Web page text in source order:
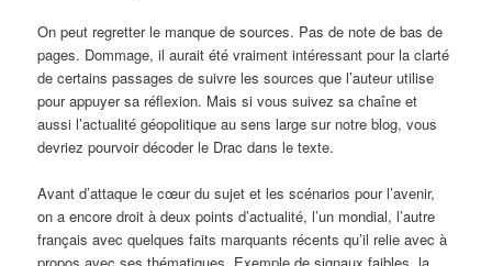
On peut regretter le manque de sources. Pas de note de bas de
pages. Dommage, il aurait été vraiment intéressant pour la clarté
de certains passages de suivre les sources que l’auteur utilise
pour appuyer sa réflexion. Mais si vous suivez sa chaîne et
aussi l’actualité géopolitique au sens large sur notre blog, vous
devriez pourvoir décoder le Drac dans le texte.
Avant d’attaque le cœur du sujet et les scénarios pour l’avenir,
on a encore droit à deux points d’actualité, l’un mondial, l’autre
français avec quelques faits marquants récents qu’il relie avec à